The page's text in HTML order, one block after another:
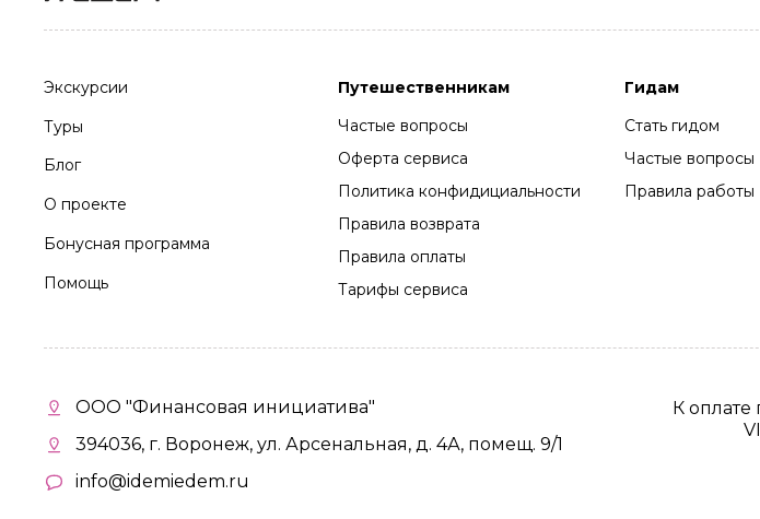
Экскурсии
Туры
Блог
О проекте
Бонусная программа
Помощь
Путешественникам
Частые вопросы
Оферта сервиса
Политика конфидициальности
Правила возврата
Правила оплаты
Тарифы сервиса
Гидам
Стать гидом
Частые вопросы
Правила работы
ООО "Финансовая инициатива"
394036, г. Воронеж, ул. Арсенальная, д. 4А, помещ. 9/1
info@idemiedem.ru
К